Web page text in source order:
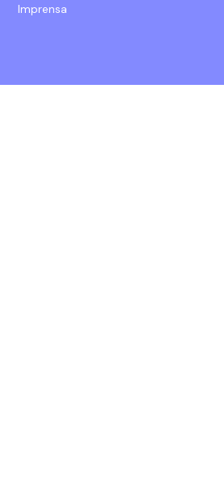
Imprensa